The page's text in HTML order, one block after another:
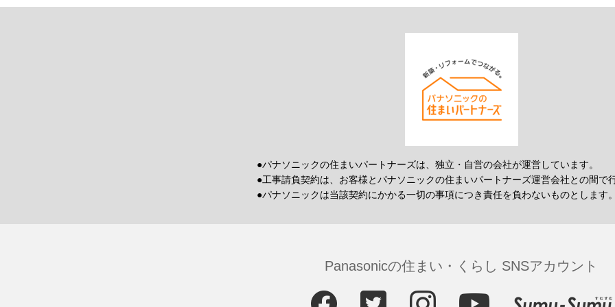
●パナソニックの住まいパートナーズは、独立・自営の会社が運営しています。
●工事請負契約は、お客様とパナソニックの住まいパートナーズ運営会社との間で
●パナソニックは当該契約にかかる一切の事項につき責任を負わないものとします。
Panasonicの住まい・くらし SNSアカウント